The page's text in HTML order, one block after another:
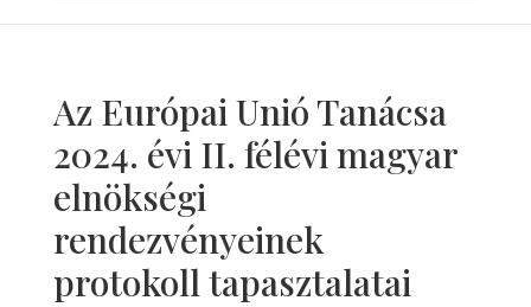
Az Európai Unió Tanácsa
2024. évi II. félévi magyar
elnökségi
rendezvényeinek
protokoll tapasztalatai